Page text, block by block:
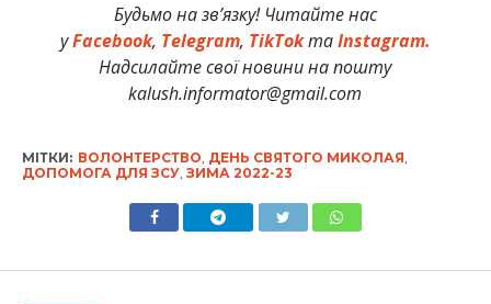
Будьмо на зв’язку! Читайте нас
уFacebook, Telegram, TikTokтаInstagram.
Надсилайте свої новини на пошту
kalush.informator@gmail.com
МІТКИ: ВОЛОНТЕРСТВО ДЕНЬ СВЯТОГО МИКОЛАЯ
ДОПОМОГА ДЛЯ ЗСУ, ЗИМА 2022-23